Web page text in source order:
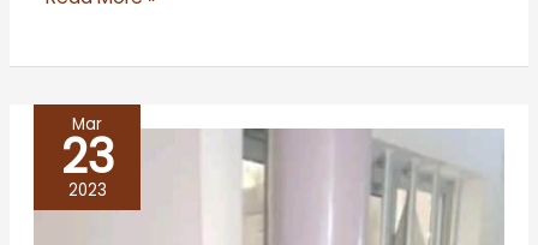
Mar
23
2023
BÉNIN